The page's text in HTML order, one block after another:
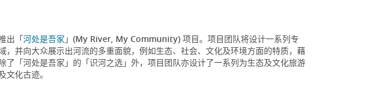
出「河处是吾家 」(My River, My Community) 项目。项目团队将设计一系列专
，并向大众展示出河流的多重面貌，例如生态、社会、文化及环境方面的特质，藉
了「河处是吾家」的「识河之选」外，项目团队亦设计了一系列为生态及文化旅游
化古迹。